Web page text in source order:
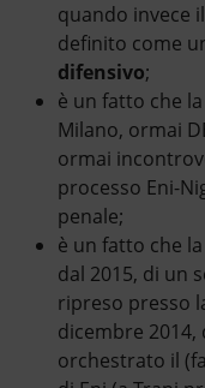
quando invece
definito come
difensivo;
è un fatto che
Milano, ormai
ormai
processo Eni-
penale;
è un fatto che
dal 2015, di un
ripreso presso
dicembre 2014,
orchestrato il